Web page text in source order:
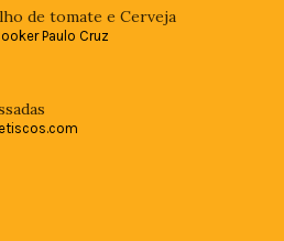
de tomate e Cerveja
Paulo Cruz